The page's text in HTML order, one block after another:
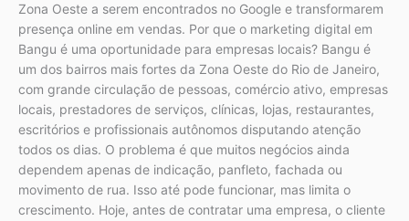
Zona Oeste a serem encontrados no Google e transformarem
presença online em vendas. Por que o marketing digital em
Bangu é uma oportunidade para empresas locais? Bangu é
um dos bairros mais fortes da Zona Oeste do Rio de Janeiro,
com grande circulação de pessoas, comércio ativo, empresas
locais, prestadores de serviços, clínicas, lojas, restaurantes,
escritórios e profissionais autônomos disputando atenção
todos os dias. O problema é que muitos negócios ainda
dependem apenas de indicação, panfleto, fachada ou
movimento de rua. Isso até pode funcionar, mas limita o
crescimento. Hoje, antes de contratar uma empresa, o cliente